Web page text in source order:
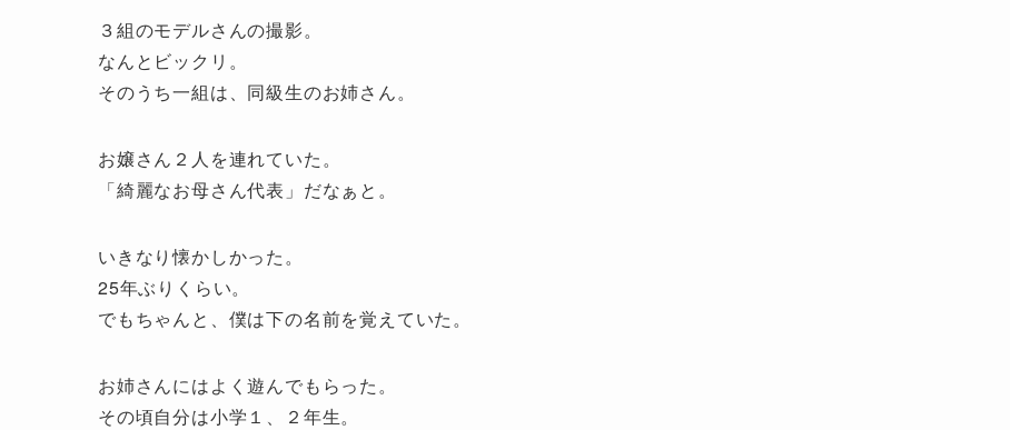
３組のモデルさんの撮影。
なんとビックリ。
そのうち一組は、同級生のお姉さん。
お嬢さん２人を連れていた。
「綺麗なお母さん代表」だなぁと。
いきなり懐かしかった。
25年ぶりくらい。
でもちゃんと、僕は下の名前を覚えていた。
お姉さんにはよく遊んでもらった。
その頃自分は小学１、２年生。